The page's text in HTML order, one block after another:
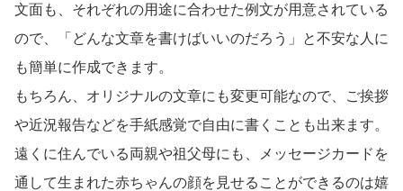
文面も、それぞれの用途に合わせた例文が用意されている
ので、「どんな文章を書けばいいのだろう」と不安な人に
も簡単に作成できます。
もちろん、オリジナルの文章にも変更可能なので、ご挨拶
や近況報告などを手紙感覚で自由に書くことも出来ます。
遠くに住んでいる両親や祖父母にも、メッセージカードを
通して生まれた赤ちゃんの顔を見せることができるのは嬉